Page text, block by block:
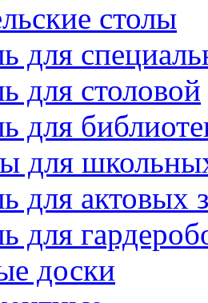
столы
для
для столовой
для
для
для актовых
для
доски